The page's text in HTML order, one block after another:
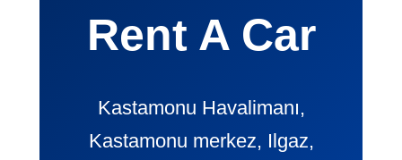
Rent A Car
Kastamonu Havalimanı,
Kastamonu merkez, Ilgaz,